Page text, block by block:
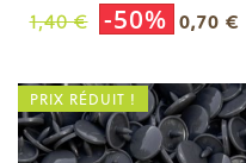
1,40 € -50% 0,70 €
PRIX RÉDUIT !